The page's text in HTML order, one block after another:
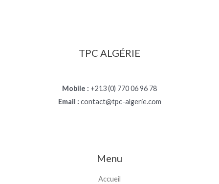
TPC ALGÉRIE
Mobile : +213 (0) 770 06 96 78
Email : contact@tpc-algerie.com
Menu
Accueil